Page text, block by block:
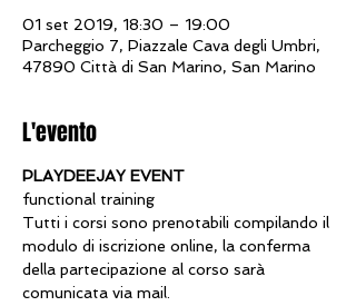
01 set 2019, 18:30 – 19:00
Parcheggio 7, Piazzale Cava degli Umbri,
47890 Città di San Marino, San Marino
L'evento
PLAYDEEJAY EVENT
functional training
Tutti i corsi sono prenotabili compilando il
modulo di iscrizione online, la conferma
della partecipazione al corso sarà